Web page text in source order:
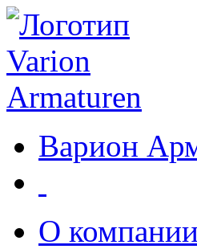
Варион
О компании